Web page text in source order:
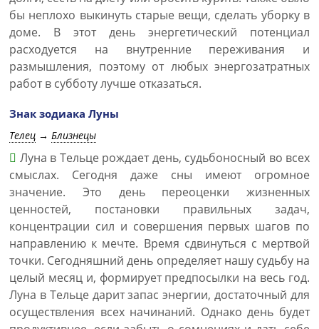
бы неплохо выкинуть старые вещи, сделать уборку в
доме. В этот день энергетический потенциал
расходуется на внутренние переживания и
размышления, поэтому от любых энергозатратных
работ в субботу лучше отказаться.
Знак зодиака Луны
Телец → Близнецы
Луна в Тельце рождает день, судьбоносный во всех
смыслах. Сегодня даже сны имеют огромное
значение. Это день переоценки жизненных
ценностей, постановки правильных задач,
концентрации сил и совершения первых шагов по
направлению к мечте. Время сдвинуться с мертвой
точки. Сегодняшний день определяет нашу судьбу на
целый месяц и, формирует предпосылки на весь год.
Луна в Тельце дарит запас энергии, достаточный для
осуществления всех начинаний. Однако день будет